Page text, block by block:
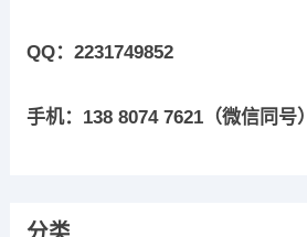
QQ：2231749852
手机：138 8074 7621（微信同号）
分类